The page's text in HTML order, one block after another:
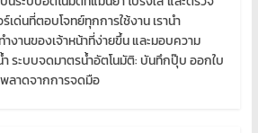
ด่นที่ตอบโจทย์ทุกการใช้งาน เรานำ
ำงานของเจ้าหน้าที่ง่ายขึ้น และมอบความ
ระบบจดมาตรน้ำอัตโนมัติ: บันทึกปุ๊บ ออกใบ
ลาดจากการจดมือ